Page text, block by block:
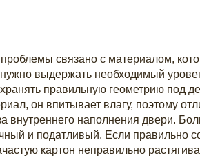
связано с материалом,
выдержать необходимый
правильную геометрию под
он впитывает влагу, поэтому
внутреннего наполнения двери.
и податливый. Если правильно
картон неправильно